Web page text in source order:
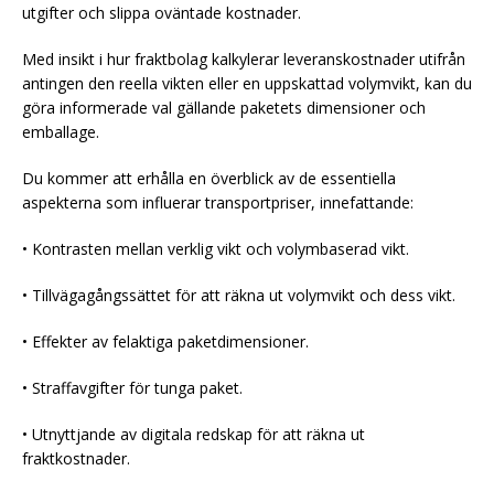
utgifter och slippa oväntade kostnader.
Med insikt i hur fraktbolag kalkylerar leveranskostnader utifrån
antingen den reella vikten eller en uppskattad volymvikt, kan du
göra informerade val gällande paketets dimensioner och
emballage.
Du kommer att erhålla en överblick av de essentiella
aspekterna som influerar transportpriser, innefattande:
• Kontrasten mellan verklig vikt och volymbaserad vikt.
• Tillvägagångssättet för att räkna ut volymvikt och dess vikt.
• Effekter av felaktiga paketdimensioner.
• Straffavgifter för tunga paket.
• Utnyttjande av digitala redskap för att räkna ut
fraktkostnader.